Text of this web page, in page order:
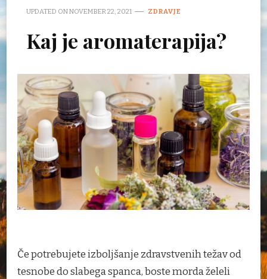
UPDATED ONNOVEMBER 22, 2021 ZDRAVJE
Kaj je aromaterapija?
Če potrebujete izboljšanje zdravstvenih težav od
tesnobe do slabega spanca, boste morda želeli